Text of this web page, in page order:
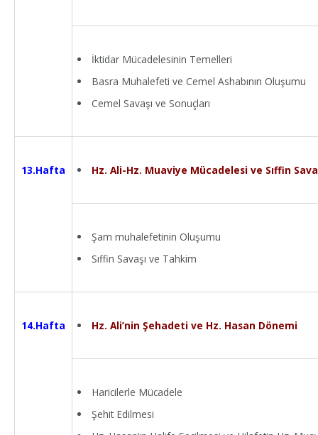
İktidar Mücadelesinin Temelleri
Basra Muhalefeti ve Cemel Ashabının Oluşumu
Cemel Savaşı ve Sonuçları
13.Hafta Hz. Ali-Hz. Muaviye Mücadelesi ve Sıffin
Şam muhalefetinin Oluşumu
Sıffin Savaşı ve Tahkim
14.Hafta Hz. Ali’nin Şehadeti ve Hz. Hasan Dönemi
Haricilerle Mücadele
Şehit Edilmesi